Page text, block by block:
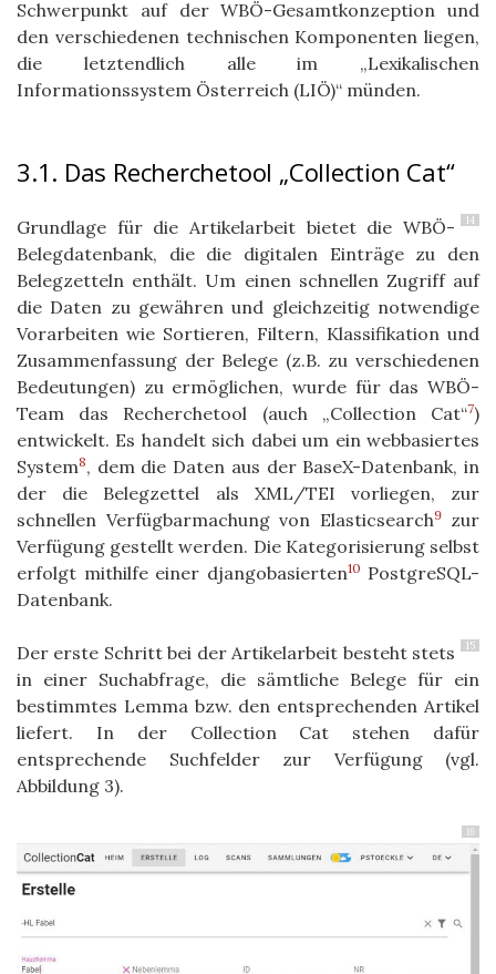
Schwerpunkt auf der WBÖ-Gesamtkonzeption und
den verschiedenen technischen Komponenten liegen,
die letztendlich alle im „Lexikalischen
Informationssystem Österreich (LIÖ)“ münden.
3.1. Das Recherchetool „Collection Cat“
14
Grundlage für die Artikelarbeit bietet die WBÖ-
Belegdatenbank, die die digitalen Einträge zu den
Belegzetteln enthält. Um einen schnellen Zugriff auf
die Daten zu gewähren und gleichzeitig notwendige
Vorarbeiten wie Sortieren, Filtern, Klassifikation und
Zusammenfassung der Belege (z.B. zu verschiedenen
Bedeutungen) zu ermöglichen, wurde für das WBÖ-
Team das Recherchetool (auch „Collection Cat“7)
entwickelt. Es handelt sich dabei um ein webbasiertes
System8, dem die Daten aus der BaseX-Datenbank, in
der die Belegzettel als XML/TEI vorliegen, zur
schnellen Verfügbarmachung von Elasticsearch9zur
Verfügung gestellt werden. Die Kategorisierung selbst
erfolgt mithilfe einer djangobasierten10 PostgreSQL-
Datenbank.
15
Der erste Schritt bei der Artikelarbeit besteht stets
in einer Suchabfrage, die sämtliche Belege für ein
bestimmtes Lemma bzw. den entsprechenden Artikel
liefert. In der Collection Cat stehen dafür
entsprechende Suchfelder zur Verfügung (vgl.
Abbildung 3).
16